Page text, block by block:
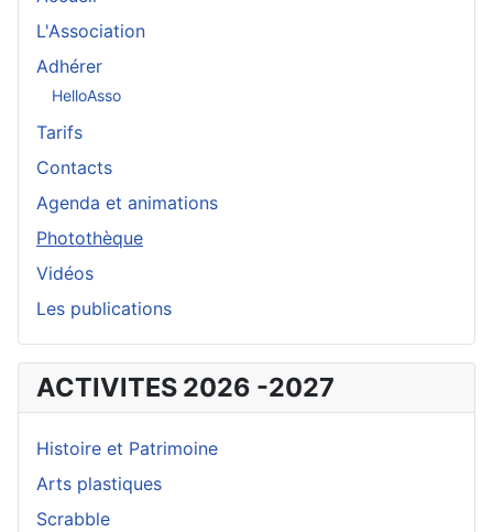
L'Association
Adhérer
HelloAsso
Tarifs
Contacts
Agenda et animations
Photothèque
Vidéos
Les publications
ACTIVITES 2026 -2027
Histoire et Patrimoine
Arts plastiques
Scrabble